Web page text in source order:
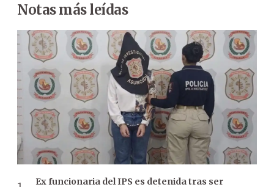
Notas más leídas
Ex funcionaria del IPS es detenida tras ser